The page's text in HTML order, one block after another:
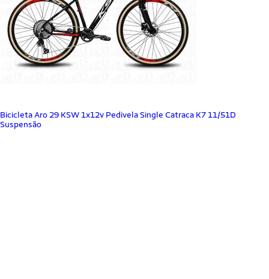
Bicicleta Aro 29 KSW 1x12v Pedivela Single Catraca K7 11/51D
Suspensão